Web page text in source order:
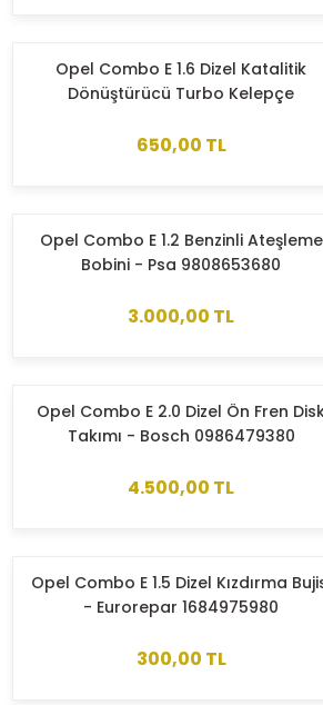
Opel Combo E 1.6 Dizel Katalitik
Dönüştürücü Turbo Kelepçe
650,00 TL
Opel Combo E 1.2 Benzinli Ateşleme
Bobini - Psa 9808653680
3.000,00 TL
Opel Combo E 2.0 Dizel Ön Fren
Takımı - Bosch 0986479380
4.500,00 TL
Opel Combo E 1.5 Dizel Kızdırma
- Eurorepar 1684975980
300,00 TL